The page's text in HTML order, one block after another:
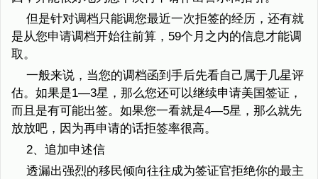
但是针对调档只能调您最近一次拒签的经历，还有就
是从您申请调档开始往前算，59个月之内的信息才能调
取。
一般来说，当您的调档函到手后先看自己属于几星评
估。如果是1—3星，那么您还可以继续申请美国签证，
而且是有可能出签。如果您一看就是4—5星，那么就先
放放吧，因为再申请的话拒签率很高。
2、追加申述信
透漏出强烈的移民倾向往往成为签证官拒绝你的最主